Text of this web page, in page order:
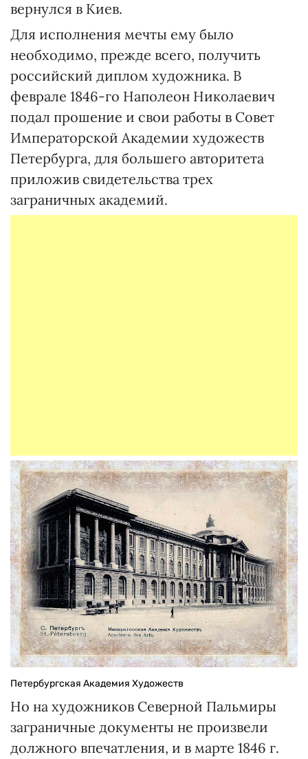
вернулся в Киев.
Для исполнения мечты ему было
необходимо, прежде всего, получить
российский диплом художника. В
феврале 1846-го Наполеон Николаевич
подал прошение и свои работы в Совет
Императорской Академии художеств
Петербурга, для большего авторитета
приложив свидетельства трех
заграничных академий.
Петербургская Академия Художеств
Но на художников Северной Пальмиры
заграничные документы не произвели
должного впечатления, и в марте 1846 г.